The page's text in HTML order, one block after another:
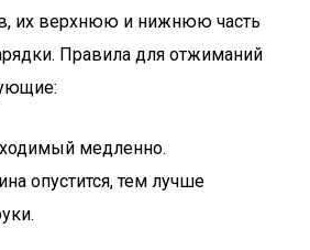
их верхнюю и нижнюю часть
Правила для отжиманий
медленно.
опустится, тем лучше